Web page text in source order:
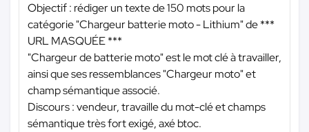
Objectif : rédiger un texte de 150 mots pour la
catégorie "Chargeur batterie moto - Lithium" de***
URL MASQUÉE ***
"Chargeur de batterie moto" est le mot clé à travailler,
ainsi que ses ressemblances "Chargeur moto" et
champ sémantique associé.
Discours : vendeur, travaille du mot-clé et champs
sémantique très fort exigé, axé btoc.